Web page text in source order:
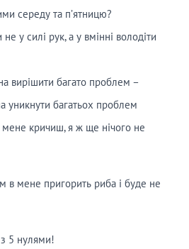
середу та п’ятницю?
у силі рук, а у вмінні володіти
вирішити багато проблем –
уникнути багатьох проблем
мене кричиш, я ж ще нічого не
в мене пригорить риба і буде не
5 нулями!